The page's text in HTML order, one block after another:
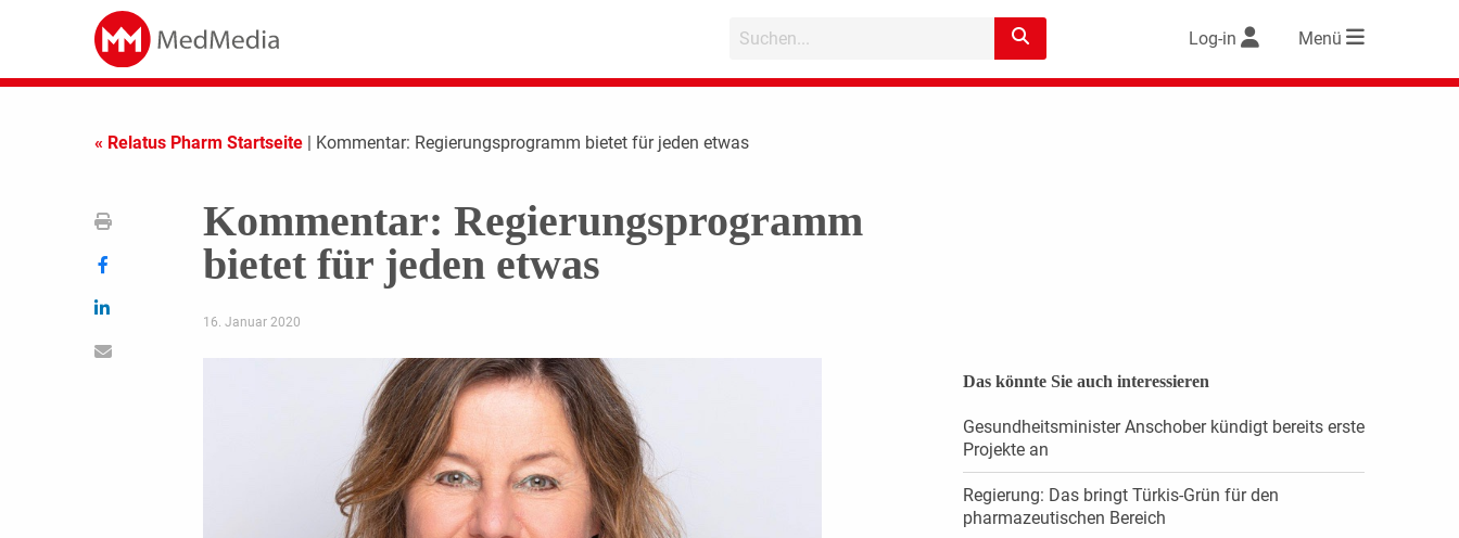
Log-in Menü
« Relatus Pharm Startseite | Kommentar: Regierungsprogramm bietet für jeden etwas
Kommentar: Regierungsprogramm
bietet für jeden etwas
16. Januar 2020
Das könnte Sie auch interessieren
Gesundheitsminister Anschober kündigt bereits erste
Projekte an
Regierung: Das bringt Türkis-Grün für den
pharmazeutischen Bereich